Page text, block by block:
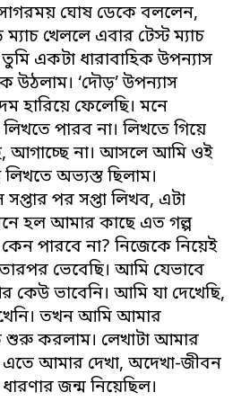
ঘোষ ডেকে বললেন,
খেললে এবার টেস্ট ম্যাচ
একটা ধারাবাহিক উপন্যাস
‘দৌড়’ উপন্যাস
হারিয়ে ফেলেছি। মনে
পারব না। লিখতে গিয়ে
আগাচ্ছে না। আসলে আমি ওই
অভ্যস্ত ছিলাম।
সপ্তার পর সপ্তা লিখব, এটা
হল আমার কাছে এত গল্প
পারবে না? নিজেকে নিয়েই
ভেবেছি। আমি যেভাবে
কেউ ভাবেনি। আমি যা দেখেছি,
তখন আমি আমার
শুরু করলাম। লেখাটা আমার
আমার দেখা, অদেখা-জীবন
জন্ম নিয়েছিল।